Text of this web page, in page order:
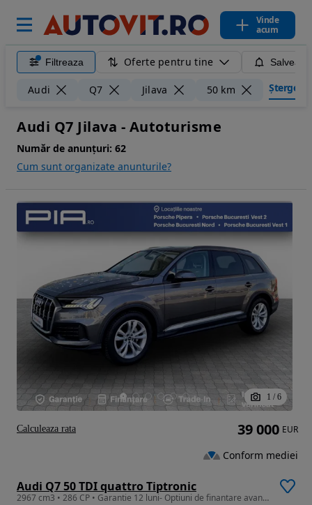
Vinde
acum
Filtreaza Oferte pentru tine
Audi Q7 Jilava 50 km Șterge
Audi Q7 Jilava - Autoturisme
Număr de anunțuri: 62
Cum sunt organizate anunturile?
1 / 6
Audi Q7 50 TDI quattro Tiptronic
2967 cm3 • 286 CP • Garantie 12 luni- Optiuni de finantare avantajoase
39 000 EUR
Conform mediei
Calculeaza rata